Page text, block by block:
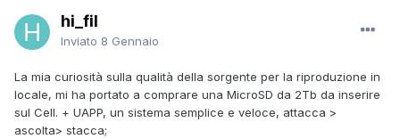
hi_fil
Inviato 8 Gennaio
La mia curiosità sulla qualità della sorgente per la riproduzione in
locale, mi ha portato a comprare una MicroSD da 2Tb da inserire
sul Cell. + UAPP, un sistema semplice e veloce, attacca >
ascolta> stacca;